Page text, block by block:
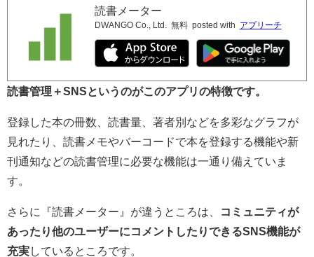
読書メーター
DWANGO Co., Ltd. 無料 posted with アプリーチ
読書管理＋SNSというのがこのアプリの特徴です。
登録した本の冊数、読書量、著者別などを多彩なグラフが
見れたり、読書メモやバーコードで本を登録する機能や新
刊通知などの読書管理に必要な機能は一通り備えていま
す。
さらに『読書メーター』が違うところは、
コミュニティが
あったり他のユーザーにコメントしたりできるSNS機能が
充実しているところです。